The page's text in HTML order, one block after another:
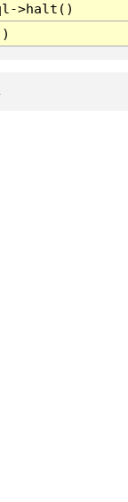
>halt()